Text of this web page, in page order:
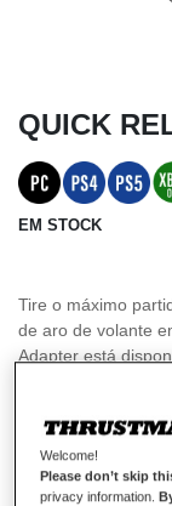
QUICK
EM STOCK
Tire o máximo
de aro de volante
Adapter está
aro de volante
Compatível com a
Drive Base
Welcome!
Please don’t skip
privacy information.